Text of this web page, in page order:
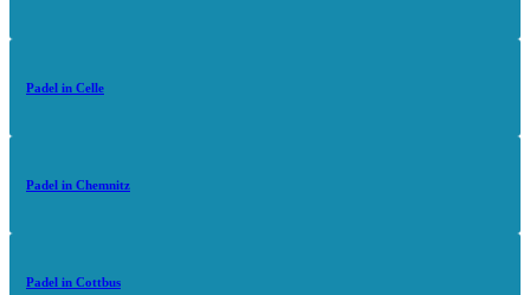
Padel in Celle
Padel in Chemnitz
Padel in Cottbus